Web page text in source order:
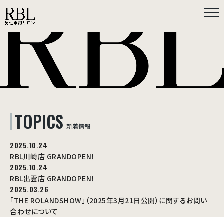
TOPICS 新着情報
2025.10.24
RBL川崎店 GRANDOPEN！
2025.10.24
RBL出雲店 GRANDOPEN！
2025.03.26
「THE ROLANDSHOW」（2025年3月21日公開）に関するお問い
合わせについて